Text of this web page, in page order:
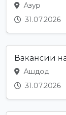
Азур
31.07.2026
Вакансии
Ашдод
31.07.2026